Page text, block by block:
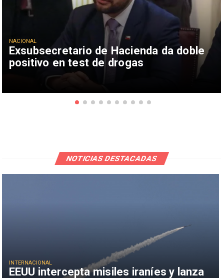
Exsubsecretario de Hacienda da doble
positivo en test de drogas
NACIONAL
EEUU intercepta misiles iraníes y lanza
INTERNACIONAL
NOTICIAS DESTACADAS